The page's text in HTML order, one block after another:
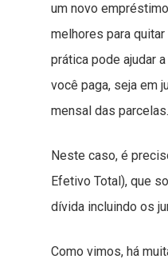
um novo
melhores para
prática pode ajudar
você paga, seja em
mensal das parcelas.
Neste caso, é
Efetivo Total), que
dívida incluindo os
Como vimos, há